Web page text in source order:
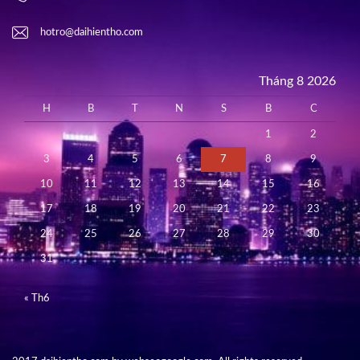
hotro@daihientho.com
Tháng 8 2026
H B N S B C
1 2
3 4 5 6 7 8 9
10 11 12 13 14 15 16
17 18 19 20 21 22 23
24 25 26 27 28 29 30
31
« Th6